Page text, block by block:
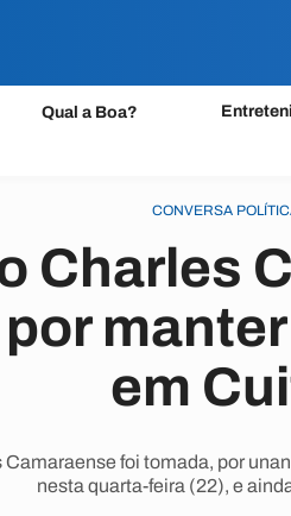
Qual a Boa?
CONVERSA
Charles
em
foi tomada, por
nesta quarta-feira (22), e